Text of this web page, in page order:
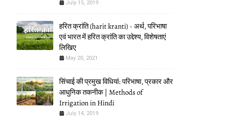
July 15, 2019
हरित क्रांति (harit kranti) - अर्थ, परिभाषा
एवं भारत में हरित क्रांति का उद्देश्य, विशेषताएं
लिखिए
May 20, 2021
सिंचाई की प्रमुख विधियां: परिभाषा, प्रकार और
आधुनिक तकनीक | Methods of
Irrigation in Hindi
July 14, 2019